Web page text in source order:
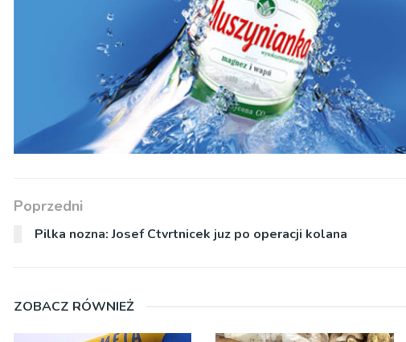
Poprzedni
Pilka nozna: Josef Ctvrtnicek juz po operacji kolana
ZOBACZ RÓWNIEŻ